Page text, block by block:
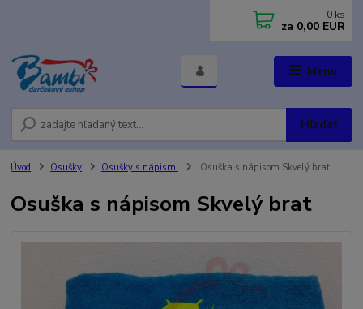
Menu
Hľadať
0 ks
za 0,00 EUR
Úvod Osušky Osušky s nápismi Osuška s nápisom Skvelý brat
Osuška s nápisom Skvelý brat